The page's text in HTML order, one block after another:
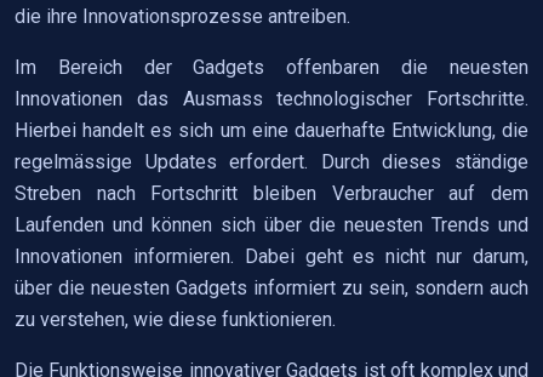
die ihre Innovationsprozesse antreiben.
Im Bereich der Gadgets offenbaren die neuesten
Innovationen das Ausmass technologischer Fortschritte.
Hierbei handelt es sich um eine dauerhafte Entwicklung, die
regelmässige Updates erfordert. Durch dieses ständige
Streben nach Fortschritt bleiben Verbraucher auf dem
Laufenden und können sich über die neuesten Trends und
Innovationen informieren. Dabei geht es nicht nur darum,
über die neuesten Gadgets informiert zu sein, sondern auch
zu verstehen, wie diese funktionieren.
Die Funktionsweise innovativer Gadgets ist oft komplex und